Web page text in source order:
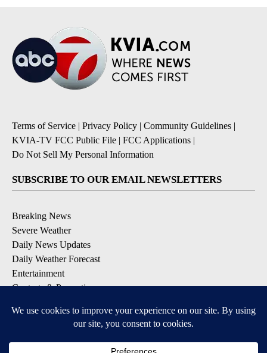
Terms of Service | Privacy Policy | Community Guidelines |
KVIA-TV FCC Public File | FCC Applications |
Do Not Sell My Personal Information
SUBSCRIBE TO OUR EMAIL NEWSLETTERS
Breaking News
Severe Weather
Daily News Updates
Daily Weather Forecast
Entertainment
Contests & Promotions
DOWNLOAD OUR APPS
Available for iOS and Android